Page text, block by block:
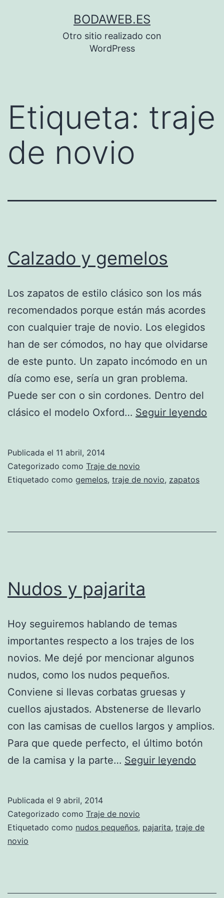
BODAWEB.ES
Otro sitio realizado con
WordPress
Etiqueta: traje
de novio
Calzado y gemelos
Los zapatos de estilo clásico son los más
recomendados porque están más acordes
con cualquier traje de novio. Los elegidos
han de ser cómodos, no hay que olvidarse
de este punto. Un zapato incómodo en un
día como ese, sería un gran problema.
Puede ser con o sin cordones. Dentro del
clásico el modelo Oxford… Seguir leyendo
Publicada el 11 abril, 2014
Categorizado como Traje de novio
Etiquetado como gemelos, traje de novio, zapatos
Nudos y pajarita
Hoy seguiremos hablando de temas
importantes respecto a los trajes de los
novios. Me dejé por mencionar algunos
nudos, como los nudos pequeños.
Conviene si llevas corbatas gruesas y
cuellos ajustados. Abstenerse de llevarlo
con las camisas de cuellos largos y amplios.
Para que quede perfecto, el último botón
de la camisa y la parte… Seguir leyendo
Publicada el 9 abril, 2014
Categorizado como Traje de novio
Etiquetado como nudos pequeños, pajarita, traje de
novio